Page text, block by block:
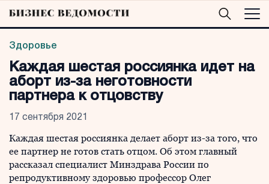
Здоровье
Каждая шестая россиянка идет на
аборт из-за неготовности
партнера к отцовству
17 сентября 2021
Каждая шестая россиянка делает аборт из-за того, что
ее партнер не готов стать отцом. Об этом главный
рассказал специалист Минздрава России по
репродуктивному здоровью профессор Олег